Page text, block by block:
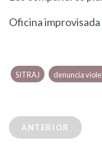
Oficina
SITRAJ denuncia
ANTERIOR